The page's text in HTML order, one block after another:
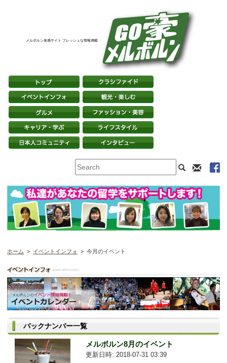
メルボルン体感サイト フレッシュな情報満載
ホーム > イベントインフォ > 今月のイベント
バックナンバー一覧
メルボルン8月のイベント
更新日時: 2018-07-31 03:39